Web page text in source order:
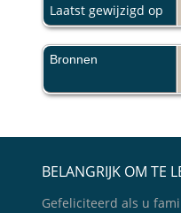
Laatst gewijzigd op
Bronnen
BELANGRIJK OM TE
Gefeliciteerd als u